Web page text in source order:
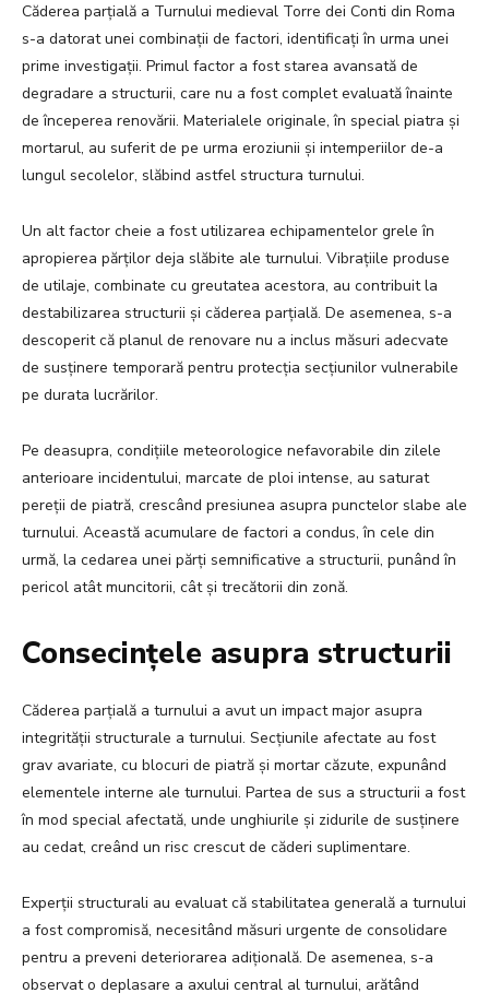
Căderea parțială a Turnului medieval Torre dei Conti din Roma
s-a datorat unei combinații de factori, identificați în urma unei
prime investigații. Primul factor a fost starea avansată de
degradare a structurii, care nu a fost complet evaluată înainte
de începerea renovării. Materialele originale, în special piatra și
mortarul, au suferit de pe urma eroziunii și intemperiilor de-a
lungul secolelor, slăbind astfel structura turnului.
Un alt factor cheie a fost utilizarea echipamentelor grele în
apropierea părților deja slăbite ale turnului. Vibrațiile produse
de utilaje, combinate cu greutatea acestora, au contribuit la
destabilizarea structurii și căderea parțială. De asemenea, s-a
descoperit că planul de renovare nu a inclus măsuri adecvate
de susținere temporară pentru protecția secțiunilor vulnerabile
pe durata lucrărilor.
Pe deasupra, condițiile meteorologice nefavorabile din zilele
anterioare incidentului, marcate de ploi intense, au saturat
pereții de piatră, crescând presiunea asupra punctelor slabe ale
turnului. Această acumulare de factori a condus, în cele din
urmă, la cedarea unei părți semnificative a structurii, punând în
pericol atât muncitorii, cât și trecătorii din zonă.
Consecințele asupra structurii
Căderea parțială a turnului a avut un impact major asupra
integrității structurale a turnului. Secțiunile afectate au fost
grav avariate, cu blocuri de piatră și mortar căzute, expunând
elementele interne ale turnului. Partea de sus a structurii a fost
în mod special afectată, unde unghiurile și zidurile de susținere
au cedat, creând un risc crescut de căderi suplimentare.
Experții structurali au evaluat că stabilitatea generală a turnului
a fost compromisă, necesitând măsuri urgente de consolidare
pentru a preveni deteriorarea adițională. De asemenea, s-a
observat o deplasare a axului central al turnului, arătând